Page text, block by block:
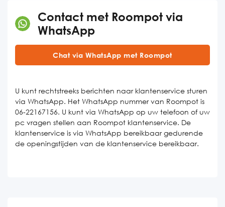
Contact met Roompot via
WhatsApp
Chat via WhatsApp met Roompot
U kunt rechtstreeks berichten naar klantenservice sturen
via WhatsApp. Het WhatsApp nummer van Roompot is
06-22167156. U kunt via WhatsApp op uw telefoon of uw
pc vragen stellen aan Roompot klantenservice. De
klantenservice is via WhatsApp bereikbaar gedurende
de openingstijden van de klantenservice bereikbaar.